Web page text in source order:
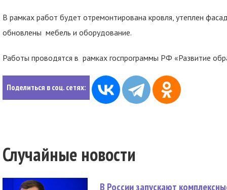
В рамках работ будет отремонтирована кровля, утеплен
обновлены мебель и оборудование.
Работы проводятся в рамках госпрограммы РФ «Развитие
Поделиться в соц. сетях:
Случайные новости
В России запускают